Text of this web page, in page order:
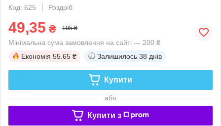
Код: 625
Роздріб
49,35 ₴ 105 ₴
Мінімальна сума замовлення на сайті — 200 ₴
Економія 55.65 ₴ Залишилось 38 днів
Купити
або
Купити з